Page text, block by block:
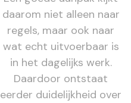
daarom niet alleen naar
regels, maar ook naar
wat echt uitvoerbaar is
in het dagelijks werk.
Daardoor ontstaat
eerder duidelijkheid over